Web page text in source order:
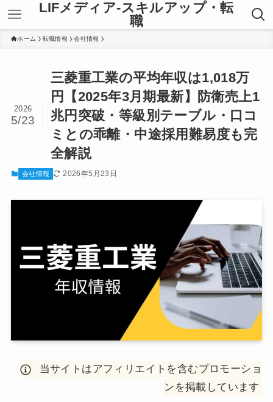
LIFメディア-スキルアップ・転
職
ホーム 転職情報 会社情報
三菱重工業の平均年収は1,018万
円【2025年3月期最新】防衛売上1
兆円突破・等級別テーブル・口コ
ミとの乖離・中途採用難易度も完
全解説
2026
5/23
会社情報 2026年5月23日
当サイトはアフィリエイトを含むプロモーショ
ンを掲載しています